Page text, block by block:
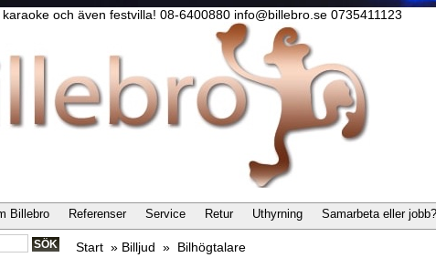
och även festvilla! 08-6400880 info@billebro.se 0735411123
Billebro Referenser Service Retur Uthyrning Samarbeta eller jobb?
Start » Billjud » Bilhögtalare